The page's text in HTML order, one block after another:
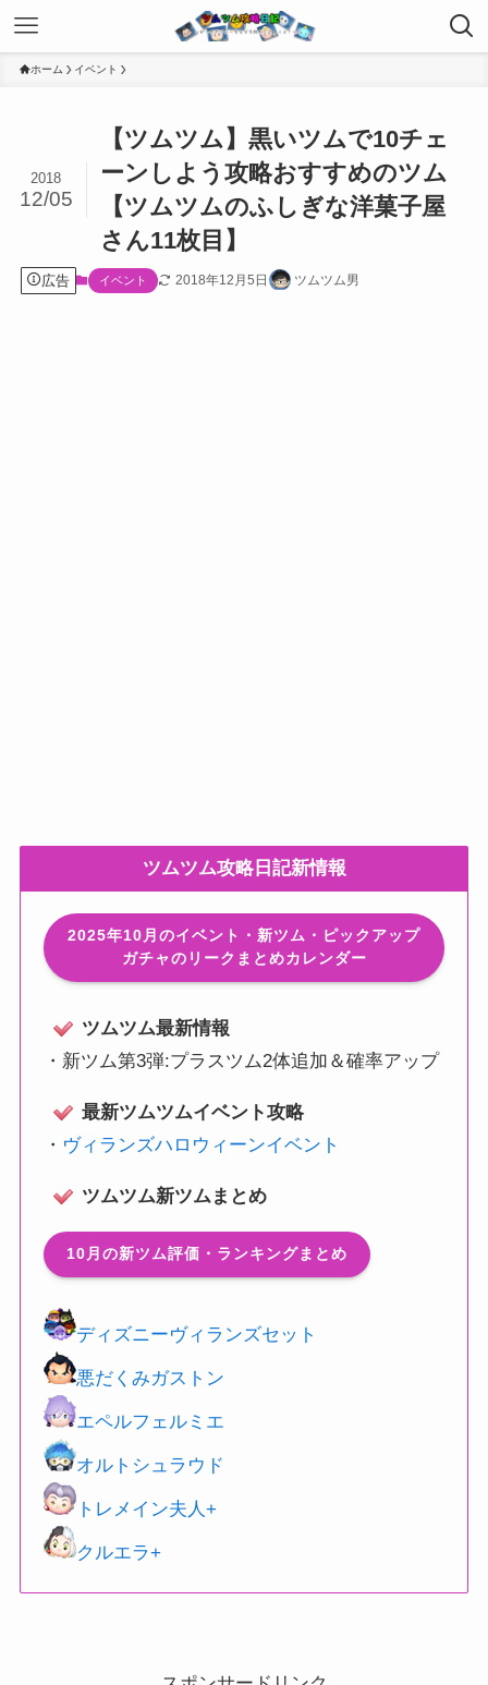
ホーム イベント
【ツムツム】黒いツムで10チェ
ーンしよう攻略おすすめのツム
【ツムツムのふしぎな洋菓子屋
さん11枚目】
2018
12/05
広告 イベント 2018年12月5日 ツムツム男
ツムツム攻略日記新情報
2025年10月のイベント・新ツム・ピックアップ
ガチャのリークまとめカレンダー
ツムツム最新情報
・ 新ツム第3弾:プラスツム2体追加＆確率アップ
最新ツムツムイベント攻略
・ ヴィランズハロウィーンイベント
ツムツム新ツムまとめ
10月の新ツム評価・ランキングまとめ
ディズニーヴィランズセット
悪だくみガストン
エペルフェルミエ
オルトシュラウド
トレメイン夫人+
クルエラ+